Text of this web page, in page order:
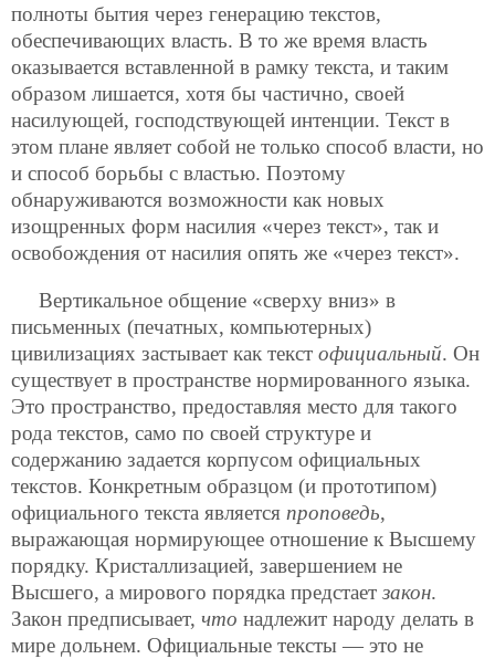
полноты бытия через генерацию текстов,
обеспечивающих власть. В то же время власть
оказывается вставленной в рамку текста, и таким
образом лишается, хотя бы частично, своей
насилующей, господствующей интенции. Текст в
этом плане являет собой не только способ власти, но
и способ борьбы с властью. Поэтому
обнаруживаются возможности как новых
изощренных форм насилия «через текст», так и
освобождения от насилия опять же «через текст».
Вертикальное общение «сверху вниз» в
письменных (печатных, компьютерных)
цивилизациях застывает как текст официальный. Он
существует в пространстве нормированного языка.
Это пространство, предоставляя место для такого
рода текстов, само по своей структуре и
содержанию задается корпусом официальных
текстов. Конкретным образцом (и прототипом)
официального текста является проповедь,
выражающая нормирующее отношение к Высшему
порядку. Кристаллизацией, завершением не
Высшего, а мирового порядка предстает закон.
Закон предписывает, что надлежит народу делать в
мире дольнем. Официальные тексты — это не